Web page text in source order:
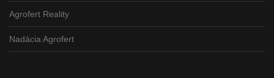
Agrofert Reality
Nadácia Agrofert